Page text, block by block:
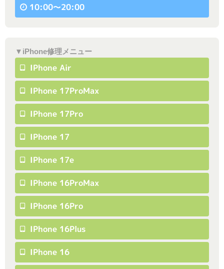
10:00〜20:00
▼iPhone修理メニュー
IPhone Air
IPhone 17ProMax
IPhone 17Pro
IPhone 17
IPhone 17e
IPhone 16ProMax
IPhone 16Pro
IPhone 16Plus
IPhone 16